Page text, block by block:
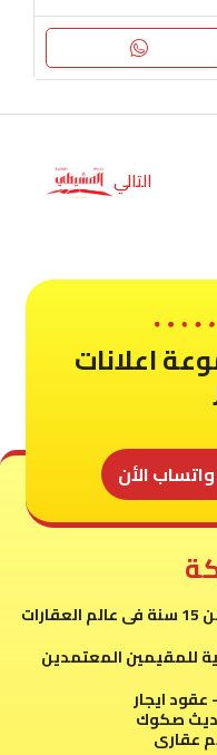
التالي
اعلانات
الأن
للمقيمين المعتمدين
ايجار
صكوك
عقارى